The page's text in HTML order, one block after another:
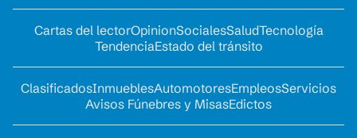
Cartas del lectorOpinionSocialesSaludTecnología
TendenciaEstado del tránsito
ClasificadosInmueblesAutomotoresEmpleosServicios
Avisos Fúnebres y MisasEdictos